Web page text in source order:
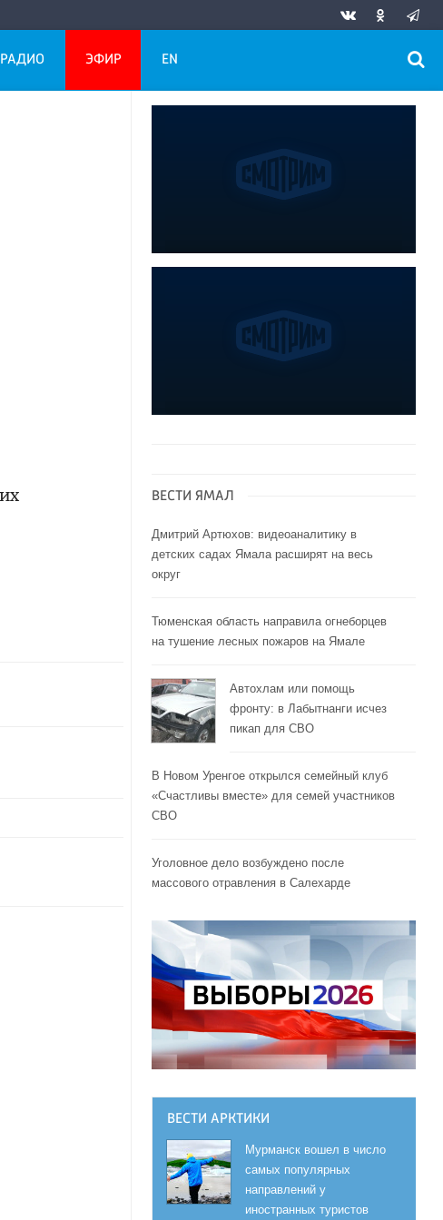
РАДИО ЭФИР EN
ВЕСТИ ЯМАЛ
Дмитрий Артюхов: видеоаналитику в
детских садах Ямала расширят на весь
округ
Тюменская область направила огнеборцев
на тушение лесных пожаров на Ямале
Автохлам или помощь
фронту: в Лабытнанги исчез
пикап для СВО
В Новом Уренгое открылся семейный клуб
«Счастливы вместе» для семей участников
СВО
Уголовное дело возбуждено после
массового отравления в Салехарде
ВЕСТИ АРКТИКИ
Мурманск вошел в число
самых популярных
направлений у
иностранных туристов